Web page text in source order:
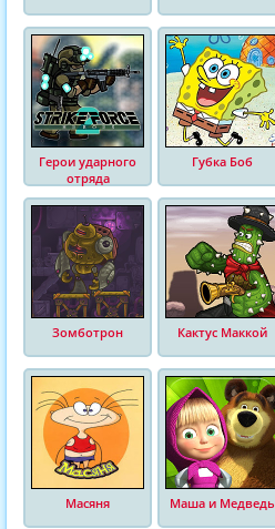
Герои ударного
отряда
Губка Боб
Зомботрон Кактус Маккой
Масяня Маша и Медведь